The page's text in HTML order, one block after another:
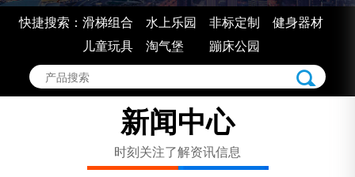
企业认证
企业荣誉
室
快捷搜索： 滑梯组合 水上乐园 非标定制
健身器材
儿童玩具
淘气堡 蹦床公园
新闻中心
时刻关注了解资讯信息